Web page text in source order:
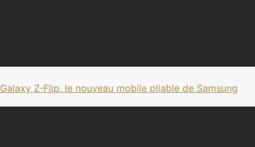
Galaxy Z-Flip, le nouveau mobile pliable de Samsung